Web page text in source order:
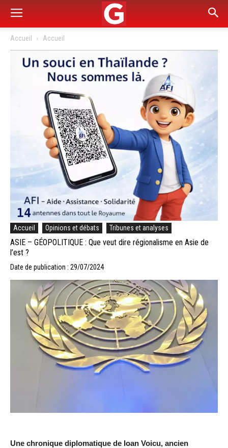
Accueil Accueil
Accueil Opinions et débats Tribunes et analyses
ASIE – GÉOPOLITIQUE : Que veut dire régionalisme en Asie de
l’est ?
Date de publication : 29/07/2024
Une chronique diplomatique de Ioan Voicu, ancien